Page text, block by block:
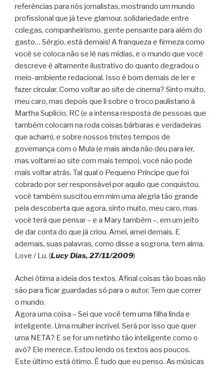
referências para nós jornalistas, mostrando um mundo
profissional que já teve glamour, solidariedade entre
colegas, companheirismo, gente pensante para além do
gasto… Sérgio, está demais! A franqueza e firmeza como
você se coloca não se lê nas mídias, e o mundo que você
descreve é altamente ilustrativo do quanto degradou o
meio-ambiente redacional. Isso é bom demais de ler e
fazer circular. Como voltar ao site de cinema? Sinto muito,
meu caro, mas depois que li sobre o troco paulistano à
Martha Suplício, RC (e a intensa resposta de pessoas que
também colocam na roda coisas bárbaras e verdadeiras
que acham), e sobre nossos tristes tempos de
governança com o Mula (e mais ainda não deu para ler,
mas voltarei ao site com mais tempo), você não pode
mais voltar atrás. Tal qual o Pequeno Príncipe que foi
cobrado por ser responsável por aquilo que conquistou,
você também suscitou em mim uma alegria tão grande
pela descoberta que agora, sinto muito, meu caro, mas
você terá que pensar – e a Mary também –, em um jeito
de dar conta do que já criou. Amei, amei demais. E
ademais, suas palavras, como disse a sogrona, tem alma.
Love / Lu. (Lucy Dias, 27/11/2009)
Achei ótima a ideía dos textos. Afinal coisas tão boas não
são para ficar guardadas só para o autor. Tem que correr
o mundo.
Agora uma coisa – Sei que vocë tem uma filha linda e
inteligente. Uma mulher incrível. Será por isso que quer
uma NETA? E se for um netinho tão inteligente como o
avô? Ele merece. Estou lendo os textos aos poucos.
Este último está ótimo. É tudo que eu penso. As músicas